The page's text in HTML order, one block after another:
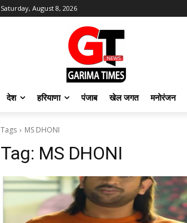
Saturday, August 8, 2026
देश हरियाणा पंजाब खेल जगत मनोरंजन
Tags MS DHONI
Tag: MS DHONI